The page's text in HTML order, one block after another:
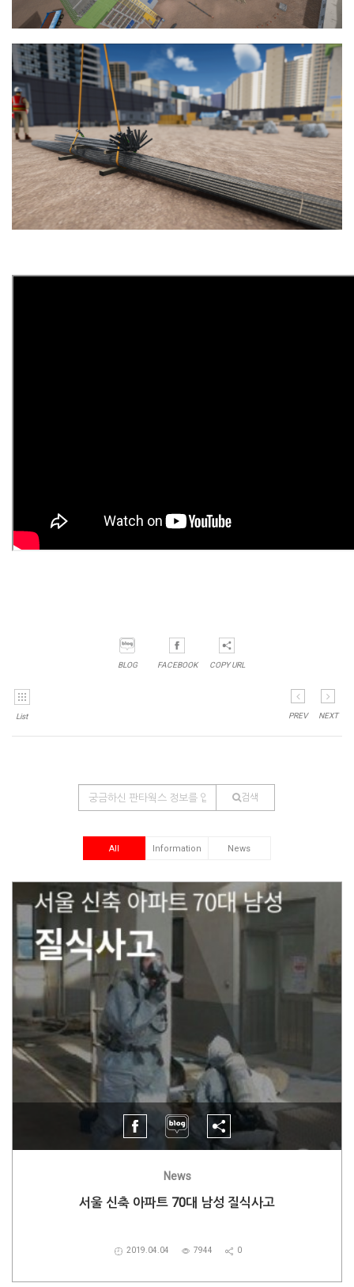
BLOG FACEBOOK COPY URL
List PREV NEXT
검색
All Information News
News
서울 신축 아파트 70대 남성 질식사고
2019.04.04 7944 0